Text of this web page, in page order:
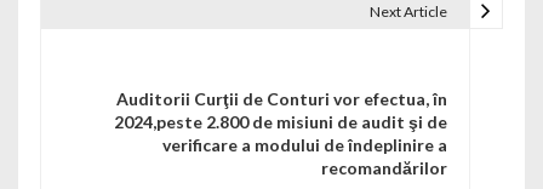
Next Article
Auditorii Curţii de Conturi vor efectua, în
2024,peste 2.800 de misiuni de audit şi de
verificare a modului de îndeplinire a
recomandărilor